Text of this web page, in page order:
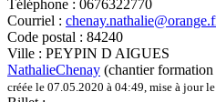
Téléphone : 0676322770
Courriel :
Code postal : 84240
Ville : PEYPIN D AIGUES
NathalieChenay (chantier
créée le 07.05.2020 à 04:49 mise à jour